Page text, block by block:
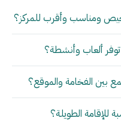
ومناسب وأقرب للمركز؟
ألعاب وأنشطة؟
بين الفخامة والموقع؟
للإقامة الطويلة؟